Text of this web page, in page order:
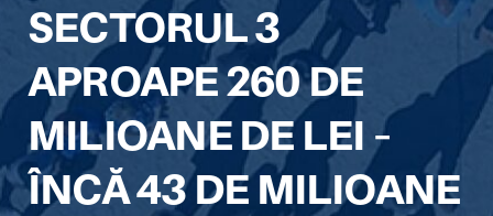
SECTORUL 3
APROAPE 260 DE
MILIOANE DE LEI –
ÎNCĂ 43 DE MILIOANE